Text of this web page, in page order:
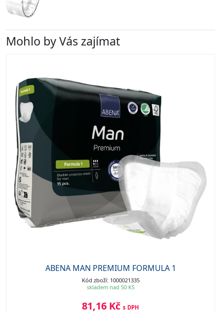
Mohlo by Vás zajímat
ABENA MAN PREMIUM FORMULA 1
Kód zboží: 1000021335
skladem nad 50 KS
81,16 Kč s DPH